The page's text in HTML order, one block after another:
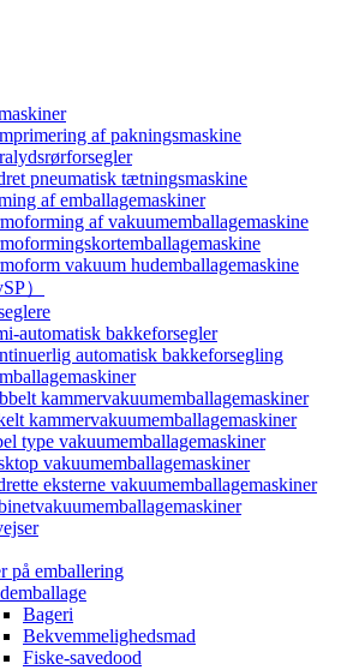
af pakningsmaskine
pneumatisk tætningsmaskine
af emballagemaskiner
af vakuumemballagemaskine
vakuum hudemballagemaskine
）
automatisk bakkeforsegler
automatisk bakkeforsegling
kammervakuumemballagemaskiner
kammervakuumemballagemaskiner
type vakuumemballagemaskiner
vakuumemballagemaskiner
eksterne vakuumemballagemaskiner
på emballering
Bageri
Bekvemmelighedsmad
Fiske-savedood